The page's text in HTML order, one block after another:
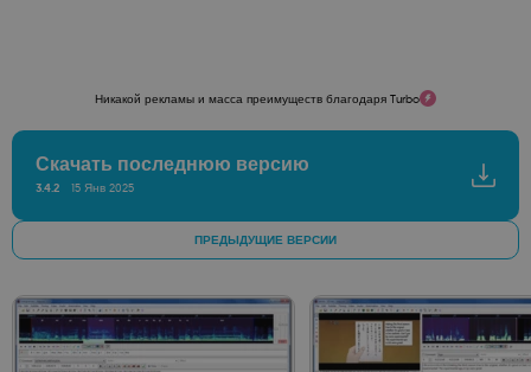
Никакой рекламы и масса преимуществ благодаря Turbo
Скачать последнюю версию
3.4.2 15 Янв 2025
ПРЕДЫДУЩИЕ ВЕРСИИ